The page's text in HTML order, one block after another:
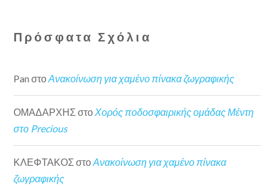
Πρόσφατα Σχόλια
Pan στοΑνακοίνωση για χαμένο πίνακα ζωγραφικής
ΟΜΑΔΑΡΧΗΣ στοΧορός ποδοσφαιρικής ομάδας Μέντη
στο Precious
ΚΛΕΦΤΑΚΟΣ στοΑνακοίνωση για χαμένο πίνακα
ζωγραφικής